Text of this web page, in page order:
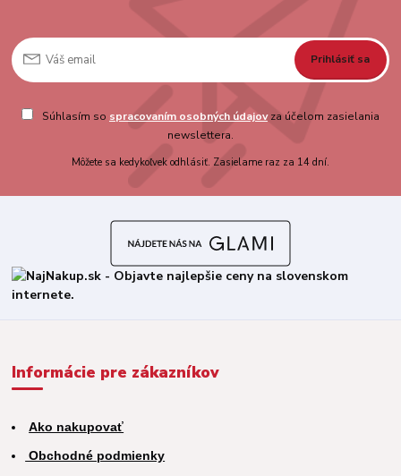
Prihlásiť sa
Súhlasím so spracovaním osobných údajovza účelom zasielania
newslettera.
Môžete sa kedykoľvek odhlásiť. Zasielame raz za 14 dní.
Informácie pre zákazníkov
Ako nakupovať
Obchodné podmienky